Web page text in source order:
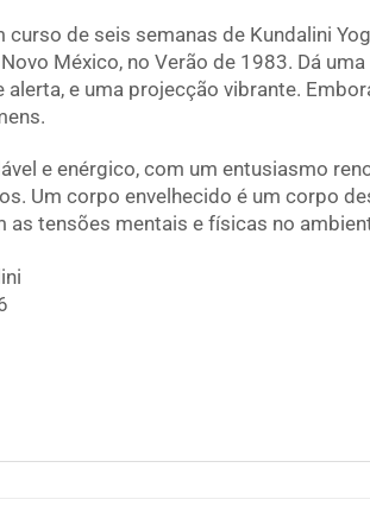
de seis semanas de Kundalini
México, no Verão de 1983. Dá
e uma projecção vibrante.
e enérgico, com um entusiasmo
Um corpo envelhecido é um corpo
tensões mentais e físicas no